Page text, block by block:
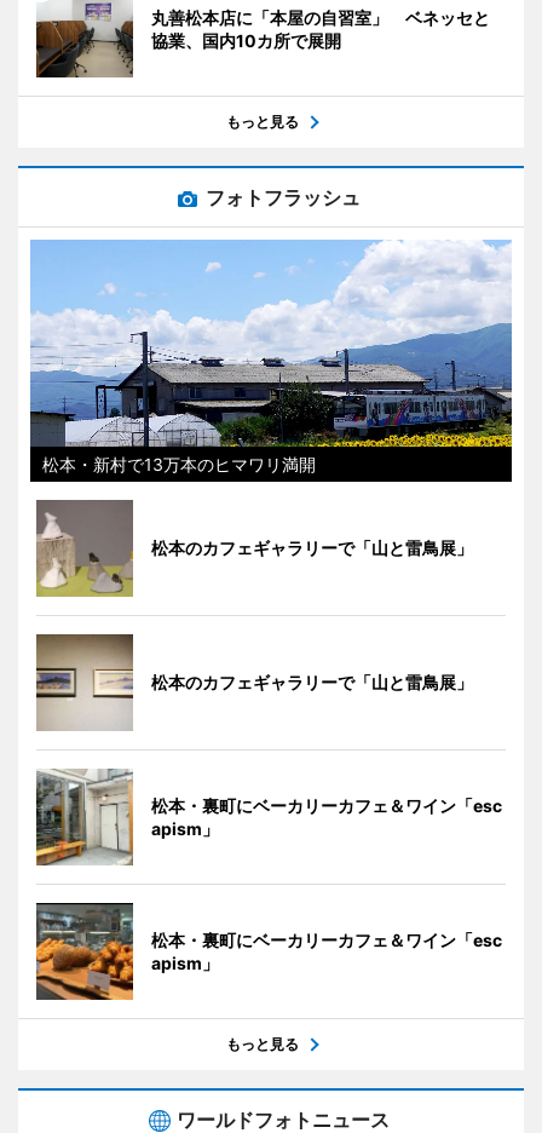
丸善松本店に「本屋の自習室」 ベネッセと
協業、国内10カ所で展開
もっと見る
フォトフラッシュ
松本・新村で13万本のヒマワリ満開
松本のカフェギャラリーで「山と雷鳥展」
松本のカフェギャラリーで「山と雷鳥展」
松本・裏町にベーカリーカフェ＆ワイン「esc
apism」
松本・裏町にベーカリーカフェ＆ワイン「esc
apism」
もっと見る
ワールドフォトニュース